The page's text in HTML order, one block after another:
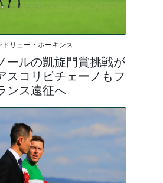
ドリュー・ホーキンス
ールの凱旋門賞挑戦が
スコリピチェーノもフ
ンス遠征へ